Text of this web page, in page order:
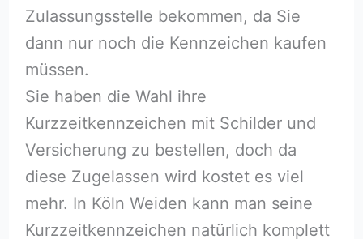
Zulassungsstelle bekommen, da Sie
dann nur noch die Kennzeichen kaufen
müssen.
Sie haben die Wahl ihre
Kurzzeitkennzeichen mit Schilder und
Versicherung zu bestellen, doch da
diese Zugelassen wird kostet es viel
mehr. In Köln Weiden kann man seine
Kurzzeitkennzeichen natürlich komplett